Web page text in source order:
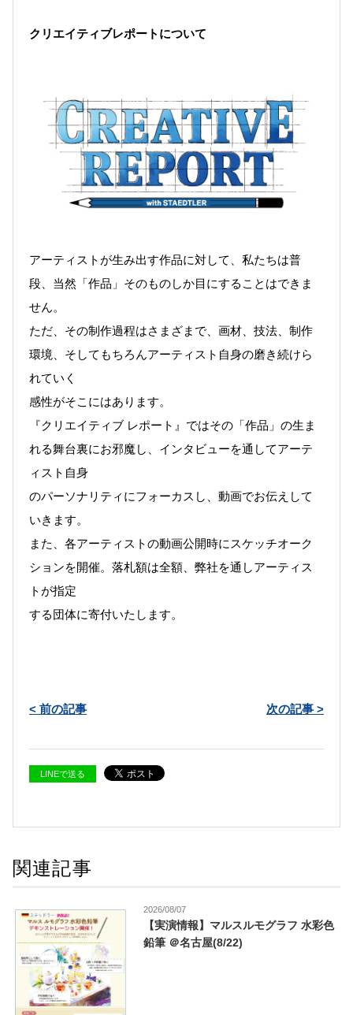
クリエイティブレポートについて
アーティストが生み出す作品に対して、私たちは普
段、当然「作品」そのものしか目にすることはできま
せん。
ただ、その制作過程はさまざまで、画材、技法、制作
環境、そしてもちろんアーティスト自身の磨き続けら
れていく
感性がそこにはあります。
『クリエイティブ レポート』ではその「作品」の生ま
れる舞台裏にお邪魔し、インタビューを通してアーテ
ィスト自身
のパーソナリティにフォーカスし、動画でお伝えして
いきます。
また、各アーティストの動画公開時にスケッチオーク
ションを開催。落札額は全額、弊社を通しアーティス
トが指定
する団体に寄付いたします。
< 前の記事 次の記事 >
LINEで送る
関連記事
2026/08/07
【実演情報】マルスルモグラフ 水彩色
鉛筆 ＠名古屋(8/22)